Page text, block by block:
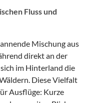
Fluss und
Mischung aus
direkt an der
im Hinterland die
Diese Vielfalt
Ausflüge: Kurze